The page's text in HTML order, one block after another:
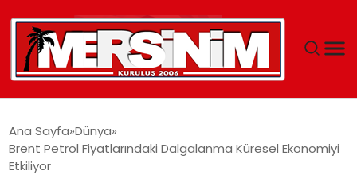
YAŞAM
Ana Sayfa Dünya
Brent Petrol Fiyatlarındaki Dalgalanma Küresel Ekonomiyi
Etkiliyor